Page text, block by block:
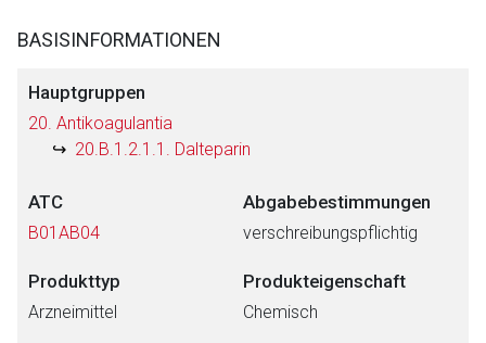
BASISINFORMATIONEN
Hauptgruppen
20. Antikoagulantia
20.B.1.2.1.1. Dalteparin
ATC
B01AB04
Abgabebestimmungen
verschreibungspflichtig
Produkttyp
Arzneimittel
Produkteigenschaft
Chemisch